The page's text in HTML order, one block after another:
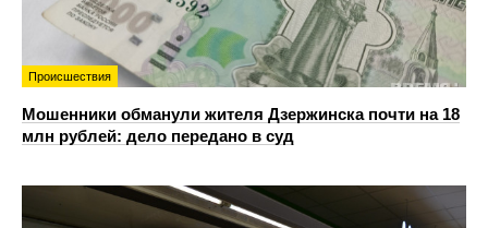
Происшествия
Мошенники обманули жителя Дзержинска почти на 18
млн рублей: дело передано в суд